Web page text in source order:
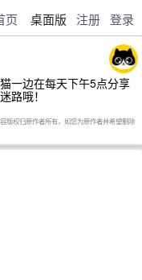
页 桌面版 注册 登录
一边在每天下午5点分享
路哦！
版权归原作者所有，如您为原作者并希望删除